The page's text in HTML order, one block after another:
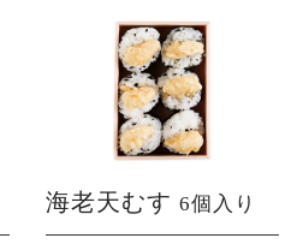
海老天むす 6個入り